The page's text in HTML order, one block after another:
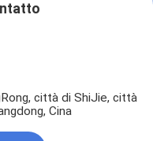
città di ShiJie, città
Cina